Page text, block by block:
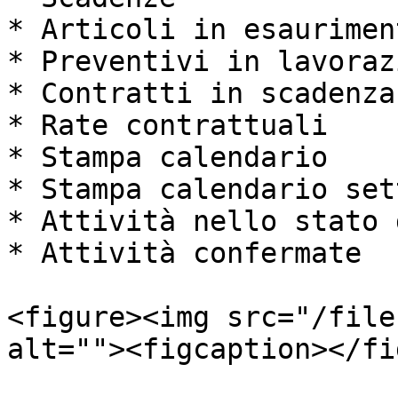
* Articoli in
* Preventivi in
* Contratti in scadenza
* Rate contrattuali
* Stampa calendario
* Stampa calendario
* Attività nello stato
* Attività confermate
<figure><img src="/
alt=""><figcaption></